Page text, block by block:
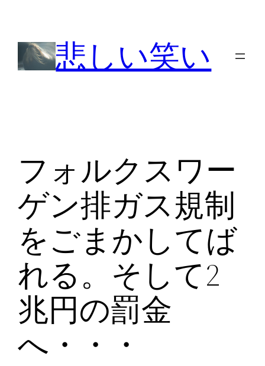
悲しい笑い
フォルクスワー
ゲン排ガス規制
をごまかしてば
れる。そして2
兆円の罰金
へ・・・